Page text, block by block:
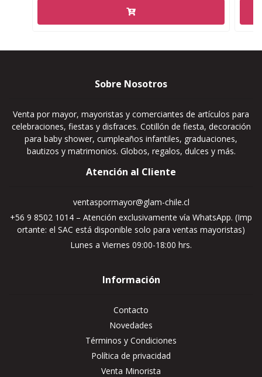
Sobre Nosotros
Venta por mayor, mayoristas y comerciantes de artículos para
celebraciones, fiestas y disfraces. Cotillón de fiesta, decoración
para baby shower, cumpleaños infantiles, graduaciones,
bautizos y matrimonios. Globos, regalos, dulces y más.
Atención al Cliente
ventaspormayor@glam-chile.cl
+56 9 8502 1014 – Atención exclusivamente vía WhatsApp. (Imp
ortante: el SAC está disponible solo para ventas mayoristas)
Lunes a Viernes 09:00-18:00 hrs.
Información
Contacto
Novedades
Términos y Condiciones
Política de privacidad
Venta Minorista